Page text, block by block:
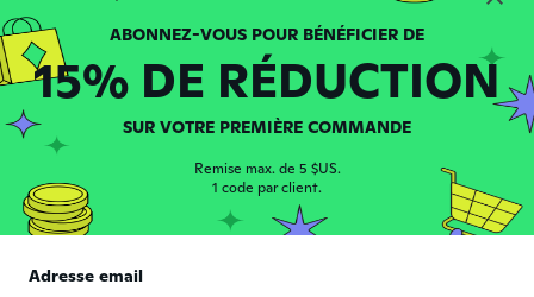
A Inscrit depuis 2017 · 48 avis
il y a 3 ans
M Maria
Inscrit depuis 2018 · 180 avis ·
Bellissimo me lo aspettavo più chiaro di
colore ma e ugualmente meraviglioso 👍
il y a 3 ans
15% DE RÉDUCTION
SUR VOTRE PREMIÈRE COMMANDE
Remise max. de 5 $US.
1 code par client.
Adresse email